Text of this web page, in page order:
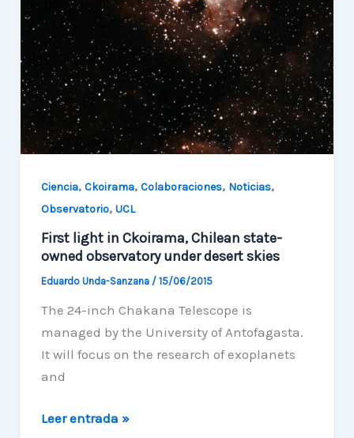
Ciencia, Ckoirama, Colaboraciones, Noticias,
Observatorio, UCL
First light in Ckoirama, Chilean state-
owned observatory under desert skies
Eduardo Unda-Sanzana / 15/06/2015
The 24-inch Chakana Telescope is
managed by the University of Antofagasta.
It will focus on the research of exoplanets
and
First
Leer entrada »